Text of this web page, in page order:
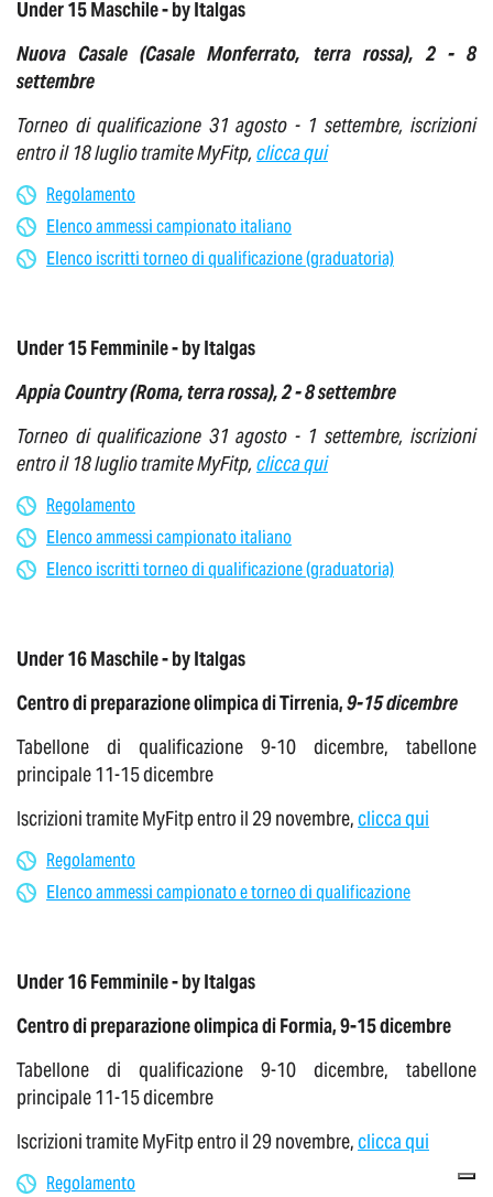
Under 15 Maschile - by Italgas
Nuova Casale (Casale Monferrato, terra rossa),2 - 8
settembre
Torneo di qualificazione 31 agosto - 1 settembre, iscrizioni
entro il 18 luglio tramite MyFitp, clicca qui
Regolamento
Elenco ammessi campionato italiano
Elenco iscritti torneo di qualificazione (graduatoria)
Under 15 Femminile - by Italgas
Appia Country (Roma, terra rossa), 2 - 8 settembre
Torneo di qualificazione 31 agosto - 1 settembre, iscrizioni
entro il 18 luglio tramite MyFitp, clicca qui
Regolamento
Elenco ammessi campionato italiano
Elenco iscritti torneo di qualificazione (graduatoria)
Under 16 Maschile - by Italgas
Centro di preparazione olimpica di Tirrenia,9-15 dicembre
Tabellone di qualificazione 9-10 dicembre, tabellone
principale 11-15 dicembre
Iscrizioni tramite MyFitp entro il 29 novembre,clicca qui
Regolamento
Elenco ammessi campionato e torneo di qualificazione
Under 16 Femminile - by Italgas
Centro di preparazione olimpica di Formia, 9-15 dicembre
Tabellone di qualificazione 9-10 dicembre, tabellone
principale 11-15 dicembre
Iscrizioni tramite MyFitp entro il 29 novembre,clicca qui
Regolamento